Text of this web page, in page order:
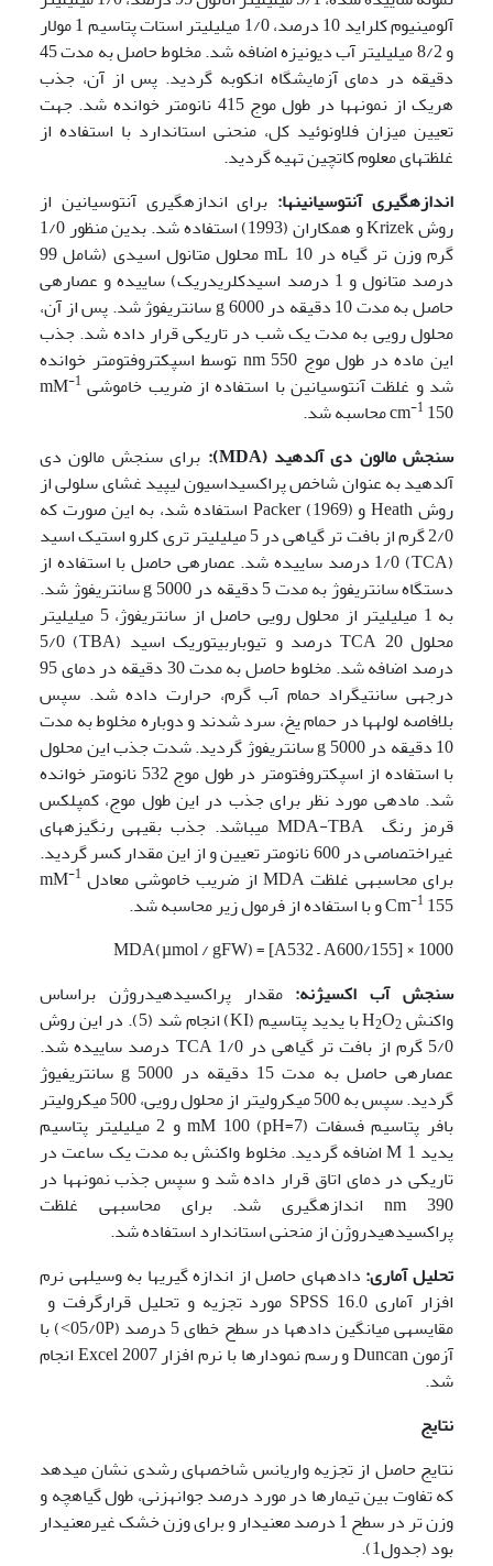
آلومینیوم کلراید 10 درصد، 1/0 میلی­لیتر استات پتاسیم 1 مولار
و 8/2 میلی­لیتر آب دیونیزه اضافه شد. مخلوط حاصل به مدت 45
دقیقه در دمای آزمایشگاه انکوبه گردید. پس از آن، جذب
هریک از نمونه­ها در طول موج 415 نانومتر خوانده شد. جهت
تعیین میزان فلاونوئید کل، منحنی استاندارد با استفاده از
غلظت­های معلوم کاتچین تهیه گردید.
اندازه­گیری آنتوسیانین­ها: برای اندازه­گیری آنتوسیانین از
روش Krizek و همکاران (1993) استفاده شد. بدین منظور 1/0
گرم وزن تر گیاه در mL 10 محلول متانول اسیدی (شامل 99
درصد متانول و 1 درصد اسیدکلریدریک) ساییده و عصاره­ی
حاصل به مدت 10 دقیقه در g 6000 سانتریفوژ شد. پس از آن،
محلول رویی به مدت یک شب در تاریکی قرار داده شد. جذب
این ماده در طول موج nm 550 توسط اسپکتروفتومتر خوانده
شد و غلظت آنتوسیانین با استفاده از ضریب خاموشی mM -1
cm-1 150 محاسبه شد.
سنجش مالون دی آلدهید(MDA)
: برای سنجش مالون دی
آلدهید به عنوان شاخص پراکسیداسیون لیپید غشای سلولی از
روش Heath و Packer (1969) استفاده شد، به این صورت که
2/0 گرم از بافت تر گیاهی در 5 میلی­لیتر تری کلرو استیک اسید
(TCA) 1/0 درصد ساییده شد. عصاره­ی حاصل با استفاده از
دستگاه سانتریفوژ به مدت 5 دقیقه در g 5000 سانتریفوژ شد.
به 1 میلی­لیتر از محلول رویی حاصل از سانتریفوژ، 5 میلی­لیتر
محلول TCA 20 درصد و تیوباربیتوریک اسید (TBA) 5/0
درصد اضافه شد. مخلوط حاصل به مدت 30 دقیقه در دمای 95
درجه­ی سانتیگراد حمام آب گرم، حرارت داده شد. سپس
بلافاصه لوله­ها در حمام یخ، سرد شدند و دوباره مخلوط به مدت
10 دقیقه در g 5000 سانتریفوژ گردید. شدت جذب این محلول
با استفاده از اسپکتروفتومتر در طول موج 532 نانومتر خوانده
شد. ماده­ی مورد نظر برای جذب در این طول موج، کمپلکس
قرمز رنگ MDA-TBA می­باشد. جذب بقیه­ی رنگیزه­های
غیراختصاصی در 600 نانومتر تعیین و از این مقدار کسر گردید.
برای محاسبه­ی غلظت MDA از ضریب خاموشی معادل mM
-1
Cm-1 155 و با استفاده از فرمول زیر محاسبه شد.
MDA(µmol / gFW) = [A532 – A600/155] × 1000
سنجش آب اکسیژنه: مقدار پراکسیدهیدروژن براساس
واکنش H
2O2
با یدید پتاسیم (KI) انجام شد (5). در این روش
5/0 گرم از بافت تر گیاهی در TCA 1/0 درصد ساییده شد.
عصاره­ی حاصل به مدت 15 دقیقه در g 5000 سانتریفیوژ
گردید. سپس به 500 میکرولیتر از محلول رویی، 500 میکرولیتر
بافر پتاسیم فسفات mM 100 (pH=7) و 2 میلی­لیتر پتاسیم
یدید M 1 اضافه گردید. مخلوط واکنش به مدت یک ساعت در
تاریکی در دمای اتاق قرار داده شد و سپس جذب نمونه­ها در
nm 390 اندازه­گیری شد. برای محاسبه­ی غلظت
پراکسیدهیدروژن از منحنی استاندارد استفاده شد.
تحلیل آماری: داده­های حاصل از اندازه گیری­ها به وسیله­ی نرم
افزار آماری SPSS 16.0 مورد تجزیه و تحلیل قرارگرفت و
مقایسه­ی میانگین داده­ها در سطح خطای 5 درصد (05/0P˂) با
آزمون Duncan و رسم نمودارها با نرم افزار Excel 2007 انجام
شد.
نتایج
نتایج حاصل از تجزیه واریانس شاخص­های رشدی نشان می‍دهد
که تفاوت بین تیمارها در مورد درصد جوانه­زنی، طول گیاه­چه و
وزن تر در سطح 1 درصد معنی­دار و برای وزن خشک غیر­معنی­دار
بود (جدول1).